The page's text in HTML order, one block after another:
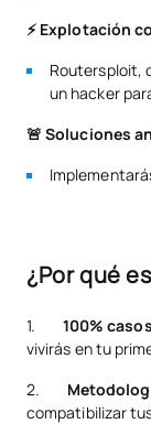
⚡ Explotación
Routersploit,
un hacker
🚨 Soluciones
¿Por qué
1. 100%
vivirás en tu
2.
compatibilizar